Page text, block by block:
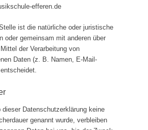
efferen.de
ist die natürliche oder juristische
oder gemeinsam mit anderen über
der Verarbeitung von
Daten (z. B. Namen, E-Mail-
dieser Datenschutzerklärung keine
genannt wurde, verbleiben